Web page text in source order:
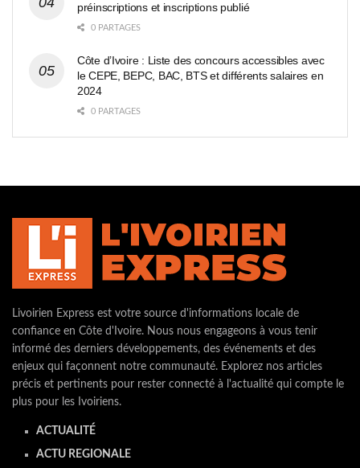
préinscriptions et inscriptions publié
0 PARTAGES
Côte d’Ivoire : Liste des concours accessibles avec
le CEPE, BEPC, BAC, BTS et différents salaires en
2024
0 PARTAGES
Livoirien Express est votre source d'informations locale de
confiance en Côte d'Ivoire. Nous nous engageons à vous tenir
informé des derniers développements, des événements et des
enjeux qui façonnent notre communauté. Explorez nos articles
précis et pertinents pour rester connecté à l'actualité qui compte le
plus pour les Ivoiriens.
ACTUALITÉ
ACTU REGIONALE